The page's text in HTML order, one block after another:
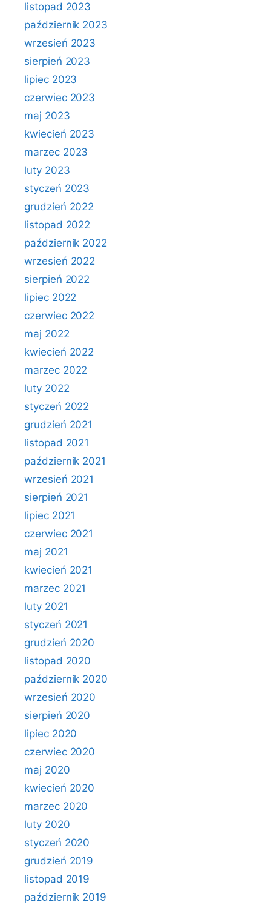
listopad 2023
październik 2023
wrzesień 2023
sierpień 2023
lipiec 2023
czerwiec 2023
maj 2023
kwiecień 2023
marzec 2023
luty 2023
styczeń 2023
grudzień 2022
listopad 2022
październik 2022
wrzesień 2022
sierpień 2022
lipiec 2022
czerwiec 2022
maj 2022
kwiecień 2022
marzec 2022
luty 2022
styczeń 2022
grudzień 2021
listopad 2021
październik 2021
wrzesień 2021
sierpień 2021
lipiec 2021
czerwiec 2021
maj 2021
kwiecień 2021
marzec 2021
luty 2021
styczeń 2021
grudzień 2020
listopad 2020
październik 2020
wrzesień 2020
sierpień 2020
lipiec 2020
czerwiec 2020
maj 2020
kwiecień 2020
marzec 2020
luty 2020
styczeń 2020
grudzień 2019
listopad 2019
październik 2019